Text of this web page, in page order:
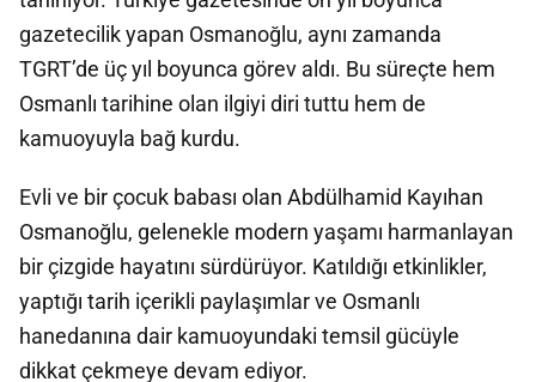
gazetecilik yapan Osmanoğlu, aynı zamanda
TGRT’de üç yıl boyunca görev aldı. Bu süreçte hem
Osmanlı tarihine olan ilgiyi diri tuttu hem de
kamuoyuyla bağ kurdu.
Evli ve bir çocuk babası olan Abdülhamid Kayıhan
Osmanoğlu, gelenekle modern yaşamı harmanlayan
bir çizgide hayatını sürdürüyor. Katıldığı etkinlikler,
yaptığı tarih içerikli paylaşımlar ve Osmanlı
hanedanına dair kamuoyundaki temsil gücüyle
dikkat çekmeye devam ediyor.